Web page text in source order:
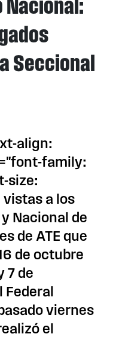
Nacional:
Seccional
align:
family:
size:
vistas a los
Nacional de
de ATE que
de octubre
7 de
Federal
viernes
el